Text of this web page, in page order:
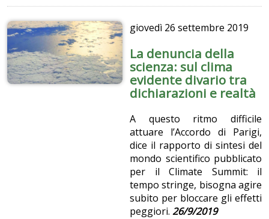
giovedì 26 settembre 2019
La denuncia della
scienza: sul clima
evidente divario tra
dichiarazioni e realtà
A questo ritmo difficile
attuare l’Accordo di Parigi,
dice il rapporto di sintesi del
mondo scientifico pubblicato
per il Climate Summit: il
tempo stringe, bisogna agire
subito per bloccare gli effetti
peggiori. 26/9/2019